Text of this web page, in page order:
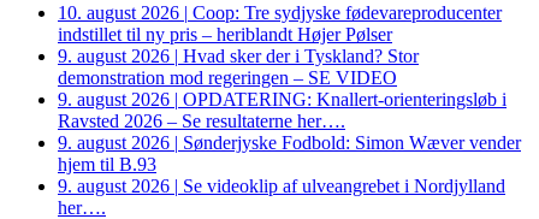
10. august 2026 | Coop: Tre sydjyske fødevareproducenter
indstillet til ny pris – heriblandt Højer Pølser
9. august 2026 | Hvad sker der i Tyskland? Stor
demonstration mod regeringen – SE VIDEO
9. august 2026 | OPDATERING: Knallert-orienteringsløb i
Ravsted 2026 – Se resultaterne her….
9. august 2026 | Sønderjyske Fodbold: Simon Wæver vender
hjem til B.93
9. august 2026 | Se videoklip af ulveangrebet i Nordjylland
her….